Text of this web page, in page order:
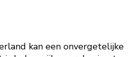
kan een onvergetelijke